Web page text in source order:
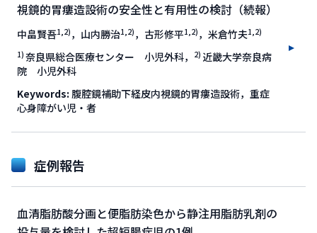
視鏡的胃瘻造設術の安全性と有用性の検討（続報）
中畠賢吾1,2) ，山内勝治1,2) ，古形修平1,2) ，米倉竹夫1,2)
1) 奈良県総合医療センター 小児外科， 2) 近畿大学奈良病
院 小児外科
Keywords: 腹腔鏡補助下経皮内視鏡的胃瘻造設術，重症
心身障がい児・者
症例報告
血清脂肪酸分画と便脂肪染色から静注用脂肪乳剤の